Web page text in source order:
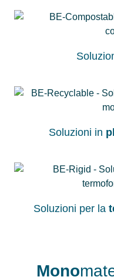
Soluzioni in
Soluzioni per la
Mono